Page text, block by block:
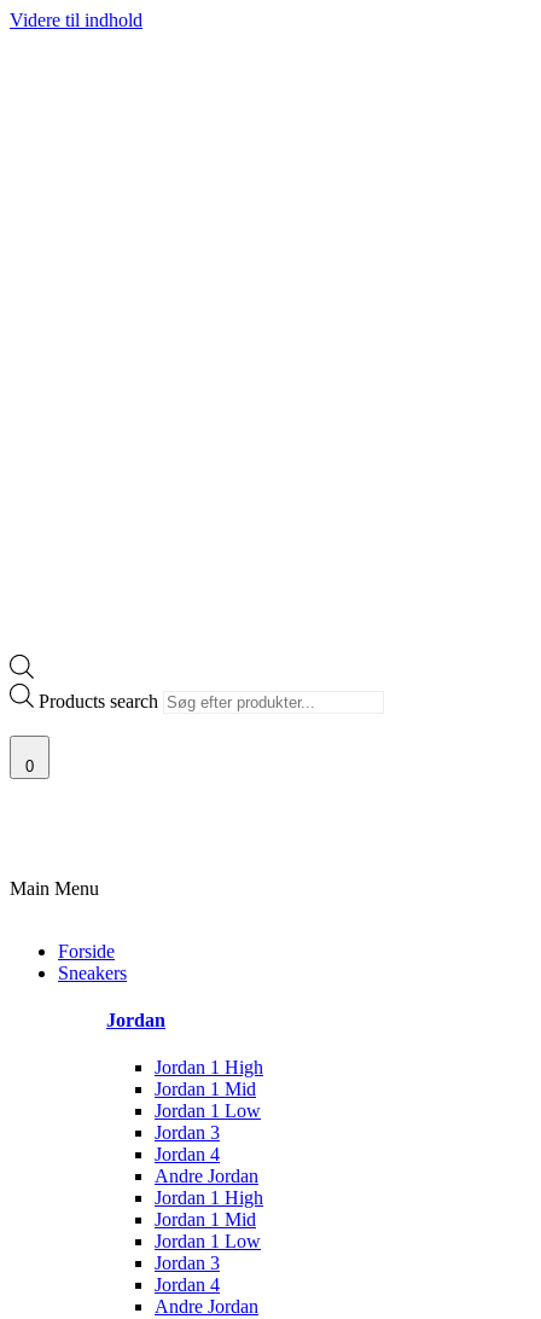
Videre til indhold
Products search
0
Main Menu
Forside
Sneakers
Jordan
Jordan 1 High
Jordan 1 Mid
Jordan 1 Low
Jordan 3
Jordan 4
Andre Jordan
Jordan 1 High
Jordan 1 Mid
Jordan 1 Low
Jordan 3
Jordan 4
Andre Jordan